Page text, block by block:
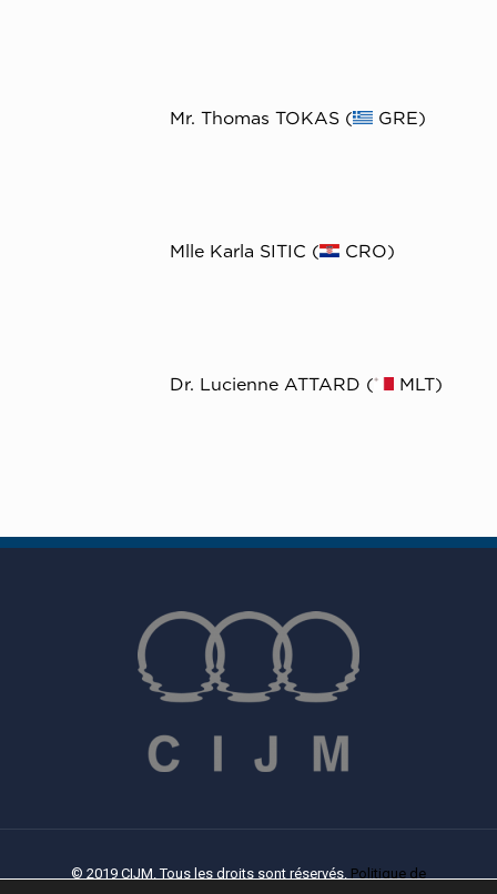
Mr. Thomas TOKAS ( GRE)
Mlle Karla SITIC ( CRO)
Dr. Lucienne ATTARD ( MLT)
© 2019 CIJM. Tous les droits sont réservés. Politique de